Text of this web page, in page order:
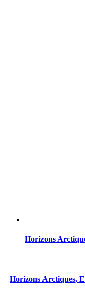
Horizons
Horizons Arctiques,